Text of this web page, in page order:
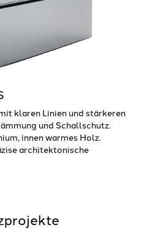
klaren Linien und stärkeren
und Schallschutz.
innen warmes Holz.
architektonische